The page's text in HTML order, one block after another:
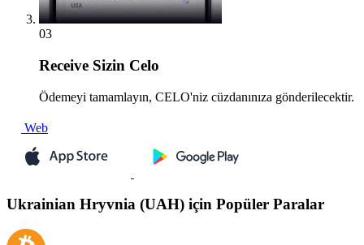
03
Receive Sizin Celo
Ödemeyi tamamlayın, CELO'niz cüzdanınıza gönderilecektir.
Web
Ukrainian Hryvnia (UAH) için Popüler Paralar